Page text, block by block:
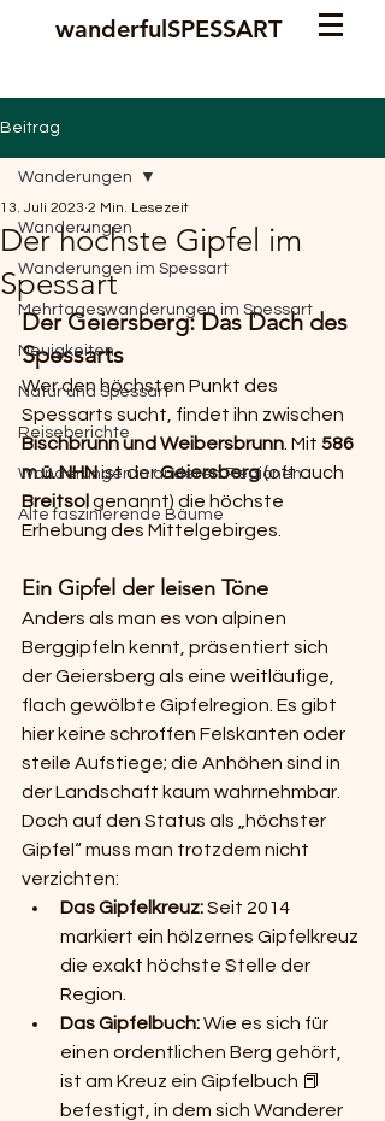
wanderfulSPESSART
Beitrag
Wanderungen
Wanderungen im Spessart
Mehrtageswanderungen im Spessart
Neuigkeiten
Natur und Spessart
Reiseberichte
Wanderungen in anderen Regionen
Alte faszinierende Bäume
Wanderungen
Der höchste Gipfel im
Spessart
13. Juli 2023 2 Min. Lesezeit
Der Geiersberg: Das Dach des
Spessarts
Wer den höchsten Punkt des
Spessarts sucht, findet ihn zwischen
Bischbrunn und Weibersbrunn . Mit 586
m ü. NHN ist der Geiersberg (oft auch
Breitsol genannt) die höchste
Erhebung des Mittelgebirges.
Ein Gipfel der leisen Töne
Anders als man es von alpinen
Berggipfeln kennt, präsentiert sich
der Geiersberg als eine weitläufige,
flach gewölbte Gipfelregion. Es gibt
hier keine schroffen Felskanten oder
steile Aufstiege; die Anhöhen sind in
der Landschaft kaum wahrnehmbar.
Doch auf den Status als „höchster
Gipfel“ muss man trotzdem nicht
verzichten:
Das Gipfelkreuz: Seit 2014
markiert ein hölzernes Gipfelkreuz
die exakt höchste Stelle der
Region.
Das Gipfelbuch: Wie es sich für
einen ordentlichen Berg gehört,
ist am Kreuz ein Gipfelbuch 📕
befestigt, in dem sich Wanderer